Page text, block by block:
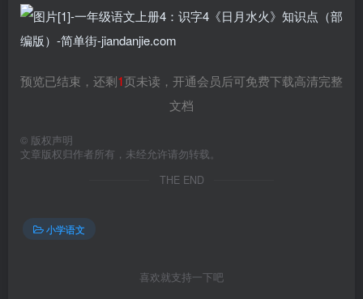
预览已结束，还剩1页未读，开通会员后可免费下载高清完整
文档
© 版权声明
文章版权归作者所有，未经允许请勿转载。
THE END
小学语文
喜欢就支持一下吧